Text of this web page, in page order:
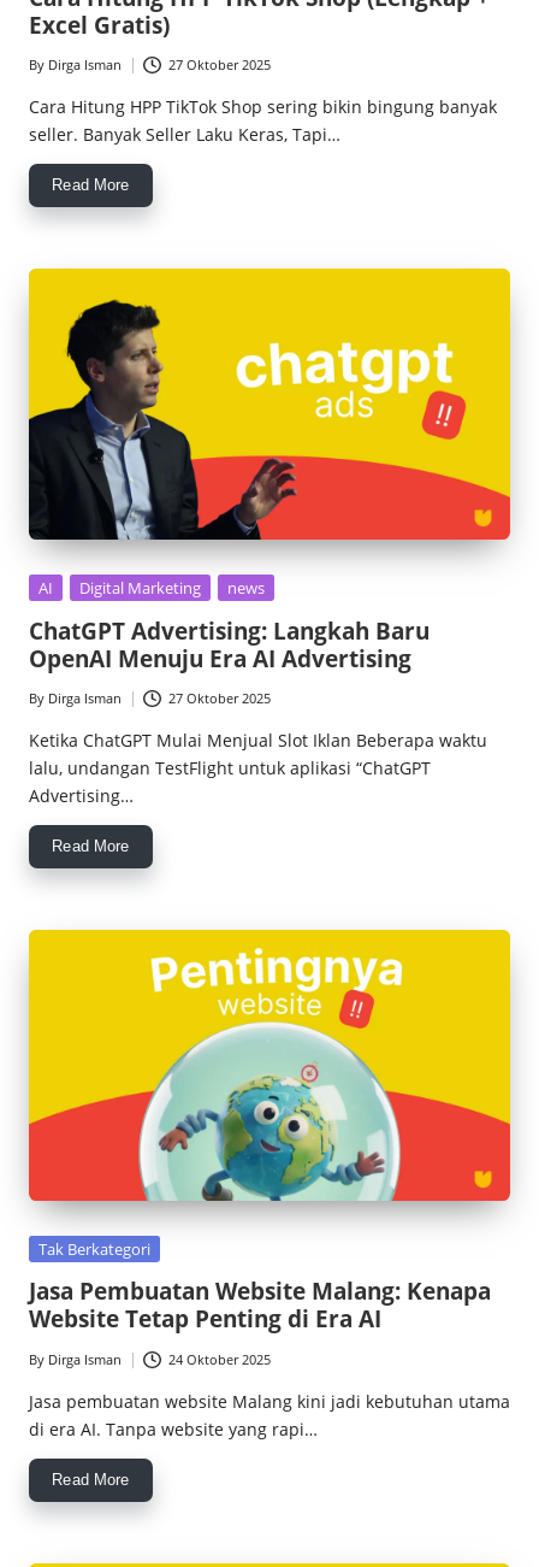
Excel Gratis)
Posted
by
By Dirga Isman 27 Oktober 2025
Cara Hitung HPP TikTok Shop sering bikin bingung banyak
seller. Banyak Seller Laku Keras, Tapi…
Read More
Posted
AI Digital Marketing news
ChatGPT Advertising: Langkah Baru
OpenAI Menuju Era AI Advertising
Posted
by
By Dirga Isman 27 Oktober 2025
Ketika ChatGPT Mulai Menjual Slot Iklan Beberapa waktu
lalu, undangan TestFlight untuk aplikasi “ChatGPT
Advertising…
Read More
Posted
Tak Berkategori
Jasa Pembuatan Website Malang: Kenapa
Website Tetap Penting di Era AI
Posted
by
By Dirga Isman 24 Oktober 2025
Jasa pembuatan website Malang kini jadi kebutuhan utama
di era AI. Tanpa website yang rapi…
Read More